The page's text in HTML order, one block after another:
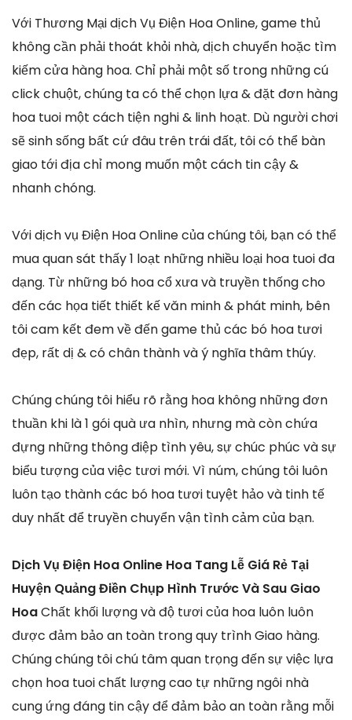
Với Thương Mại dịch Vụ Điện Hoa Online, game thủ
không cần phải thoát khỏi nhà, dịch chuyển hoặc tìm
kiếm cửa hàng hoa. Chỉ phải một số trong những cú
click chuột, chúng ta có thể chọn lựa & đặt đơn hàng
hoa tuoi một cách tiện nghi & linh hoạt. Dù người chơi
sẽ sinh sống bất cứ đâu trên trái đất, tôi có thể bàn
giao tới địa chỉ mong muốn một cách tin cậy &
nhanh chóng.
Với dịch vụ Điện Hoa Online của chúng tôi, bạn có thể
mua quan sát thấy 1 loạt những nhiều loại hoa tuoi đa
dạng. Từ những bó hoa cổ xưa và truyền thống cho
đến các họa tiết thiết kế văn minh & phát minh, bên
tôi cam kết đem về đến game thủ các bó hoa tươi
đẹp, rất dị & có chân thành và ý nghĩa thâm thúy.
Chúng chúng tôi hiểu rõ rằng hoa không những đơn
thuần khi là 1 gói quà ưa nhìn, nhưng mà còn chứa
đựng những thông điệp tình yêu, sự chúc phúc và sự
biểu tượng của việc tươi mới. Vì núm, chúng tôi luôn
luôn tạo thành các bó hoa tươi tuyệt hảo và tinh tế
duy nhất để truyền chuyển vận tình cảm của bạn.
Dịch Vụ Điện Hoa Online Hoa Tang Lễ Giá Rẻ Tại
Huyện Quảng Điền Chụp Hình Trước Và Sau Giao
HoaChất khối lượng và độ tươi của hoa luôn luôn
được đảm bảo an toàn trong quy trình Giao hàng.
Chúng chúng tôi chú tâm quan trọng đến sự việc lựa
chọn hoa tuoi chất lượng cao tự những ngôi nhà
cung ứng đáng tin cậy để đảm bảo an toàn rằng mỗi